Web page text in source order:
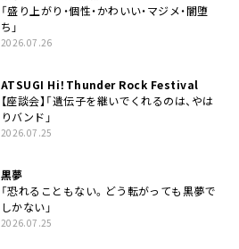
「盛り上がり・個性・かわいい・マジメ・闇堕
ち」
2026.07.26
ATSUGI Hi！Thunder Rock Festival
【座談会】「遺伝子を継いでくれるのは、やは
りバンド」
2026.07.25
黒夢
「恐れることもない。どう転がっても黒夢で
しかない」
2026.07.25